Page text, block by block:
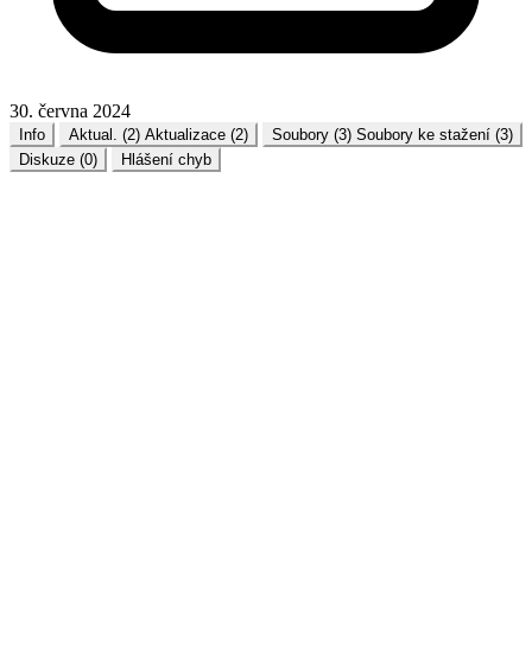
30. června 2024
Info Aktual. (2) Aktualizace (2) Soubory (3) Soubory ke stažení (3)
Diskuze (0)
Hlášení chyb